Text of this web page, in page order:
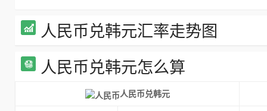
人民币兑韩元汇率走势图
人民币兑韩元怎么算
人民币兑韩元